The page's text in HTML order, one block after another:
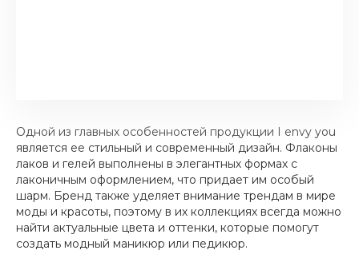
Одной из главных особенностей продукции I envy you
является ее стильный и современный дизайн. Флаконы
лаков и гелей выполнены в элегантных формах с
лаконичным оформлением, что придает им особый
шарм. Бренд также уделяет внимание трендам в мире
моды и красоты, поэтому в их коллекциях всегда можно
найти актуальные цвета и оттенки, которые помогут
создать модный маникюр или педикюр.